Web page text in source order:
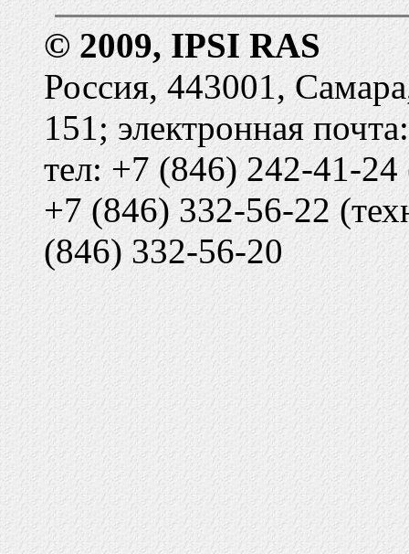
© 2009, IPSI RAS
Россия, 443001,
151; электронная
тел: +7 (846) 242-41-24
+7 (846) 332-56-22
(846) 332-56-20